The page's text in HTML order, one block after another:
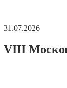
31.07.2026
VIII